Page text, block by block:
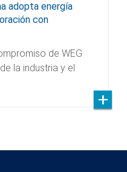
adopta energía
con
de WEG
la industria y el